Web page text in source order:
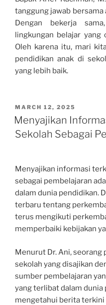
tanggung jawab bersama
Dengan bekerja
lingkungan belajar yang
Oleh karena itu, mari
pendidikan anak di
yang lebih baik.
POSTED
ON
MARCH 12, 2025
Menyajikan
Sekolah Sebagai
Menyajikan informasi
sebagai pembelajaran
dalam dunia pendidikan.
terbaru tentang
terus mengikuti
memperbaiki kebijakan
Menurut Dr. Ani, seorang
sekolah yang disajikan
sumber pembelajaran
yang terlibat dalam dunia
mengetahui berita